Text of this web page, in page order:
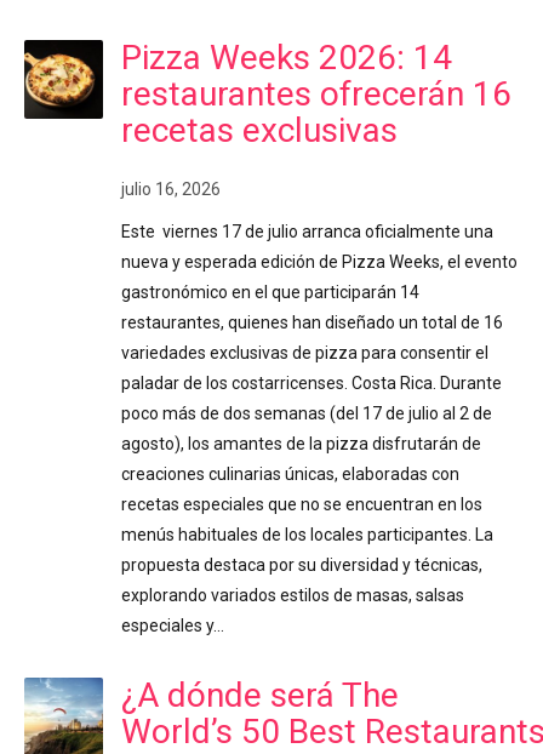
Pizza Weeks 2026: 14
restaurantes ofrecerán 16
recetas exclusivas
julio 16, 2026
Este viernes 17 de julio arranca oficialmente una
nueva y esperada edición de Pizza Weeks, el evento
gastronómico en el que participarán 14
restaurantes, quienes han diseñado un total de 16
variedades exclusivas de pizza para consentir el
paladar de los costarricenses. Costa Rica. Durante
poco más de dos semanas (del 17 de julio al 2 de
agosto), los amantes de la pizza disfrutarán de
creaciones culinarias únicas, elaboradas con
recetas especiales que no se encuentran en los
menús habituales de los locales participantes. La
propuesta destaca por su diversidad y técnicas,
explorando variados estilos de masas, salsas
especiales y…
¿A dónde será The
World’s 50 Best